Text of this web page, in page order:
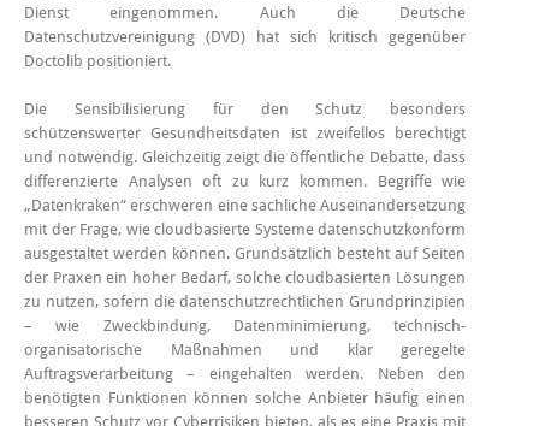
Dienst eingenommen. Auch die Deutsche
Datenschutzvereinigung (DVD) hat sich kritisch gegenüber
Doctolib positioniert.
Die Sensibilisierung für den Schutz besonders
schützenswerter Gesundheitsdaten ist zweifellos berechtigt
und notwendig. Gleichzeitig zeigt die öffentliche Debatte, dass
differenzierte Analysen oft zu kurz kommen. Begriffe wie
„Datenkraken“ erschweren eine sachliche Auseinandersetzung
mit der Frage, wie cloudbasierte Systeme datenschutzkonform
ausgestaltet werden können. Grundsätzlich besteht auf Seiten
der Praxen ein hoher Bedarf, solche cloudbasierten Lösungen
zu nutzen, sofern die datenschutzrechtlichen Grundprinzipien
– wie Zweckbindung, Datenminimierung, technisch-
organisatorische Maßnahmen und klar geregelte
Auftragsverarbeitung – eingehalten werden. Neben den
benötigten Funktionen können solche Anbieter häufig einen
besseren Schutz vor Cyberrisiken bieten, als es eine Praxis mit